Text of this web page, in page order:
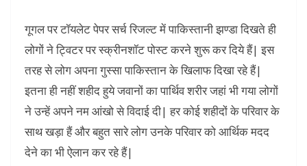
गूगल पर टॉयलेट पेपर सर्च रिजल्ट में पाकिस्तानी झण्डा दिखते ही
लोगों ने ट्विटर पर स्क्रीनशॉट पोस्ट करने शुरू कर दिये हैं| इस
तरह से लोग अपना गुस्सा पाकिस्तान के खिलाफ दिखा रहे हैं|
इतना ही नहीं शहीद हुये जवानों का पार्थिव शरीर जहां भी गया लोगों
ने उन्हें अपने नम आंखो से विदाई दी| हर कोई शहीदों के परिवार के
साथ खड़ा हैं और बहुत सारे लोग उनके परिवार को आर्थिक मदद
देने का भी ऐलान कर रहे हैं|